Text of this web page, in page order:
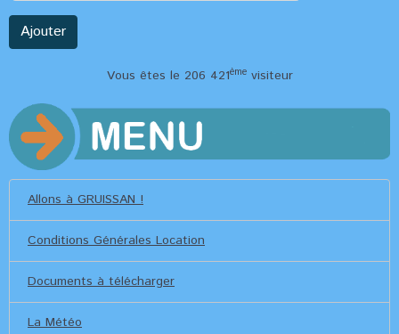
Ajouter
Vous êtes le 206 421èmevisiteur
Allons à GRUISSAN !
Conditions Générales Location
Documents à télécharger
La Météo